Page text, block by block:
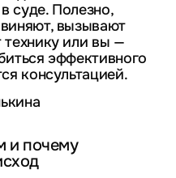
суде. Полезно,
вызывают
или вы —
эффективного
консультацией.
и почему